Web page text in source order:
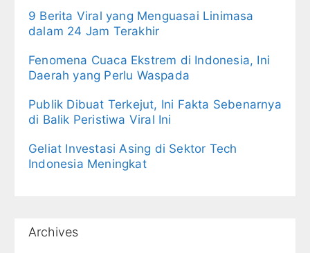
9 Berita Viral yang Menguasai Linimasa
dalam 24 Jam Terakhir
Fenomena Cuaca Ekstrem di Indonesia, Ini
Daerah yang Perlu Waspada
Publik Dibuat Terkejut, Ini Fakta Sebenarnya
di Balik Peristiwa Viral Ini
Geliat Investasi Asing di Sektor Tech
Indonesia Meningkat
Archives